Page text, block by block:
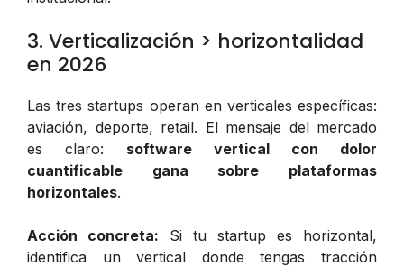
3. Verticalización > horizontalidad
en 2026
Las tres startups operan en verticales específicas:
aviación, deporte, retail. El mensaje del mercado
es claro: software vertical con dolor
cuantificable gana sobre plataformas
horizontales.
Acción concreta: Si tu startup es horizontal,
identifica un vertical donde tengas tracción